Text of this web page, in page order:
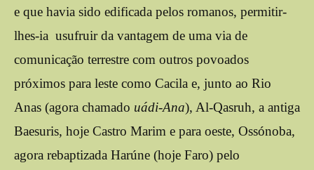
e que havia sido edificada pelos romanos, permitir-
lhes-ia usufruir da vantagem de uma via de
comunicação terrestre com outros povoados
próximos para leste como Cacila e, junto ao Rio
Anas (agora chamado uádi-Ana), Al-Qasruh, a antiga
Baesuris, hoje Castro Marim e para oeste, Ossónoba,
agora rebaptizada Harúne (hoje Faro) pelo